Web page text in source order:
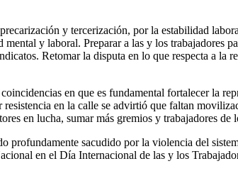
y tercerización, por la estabilidad
y laboral. Preparar a las y los trabajadores
Retomar la disputa en lo que respecta a la
en que es fundamental fortalecer la
en la calle se advirtió que faltan
en lucha, sumar más gremios y trabajadores de
profundamente sacudido por la violencia del
en el Día Internacional de las y los